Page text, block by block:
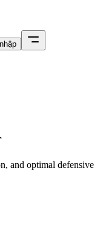
and optimal defensive